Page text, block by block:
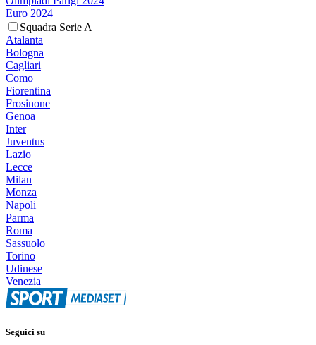
Euro 2024
Squadra Serie A
Atalanta
Bologna
Cagliari
Como
Fiorentina
Frosinone
Genoa
Inter
Juventus
Lazio
Lecce
Milan
Monza
Napoli
Parma
Roma
Sassuolo
Torino
Udinese
Venezia
Seguici su